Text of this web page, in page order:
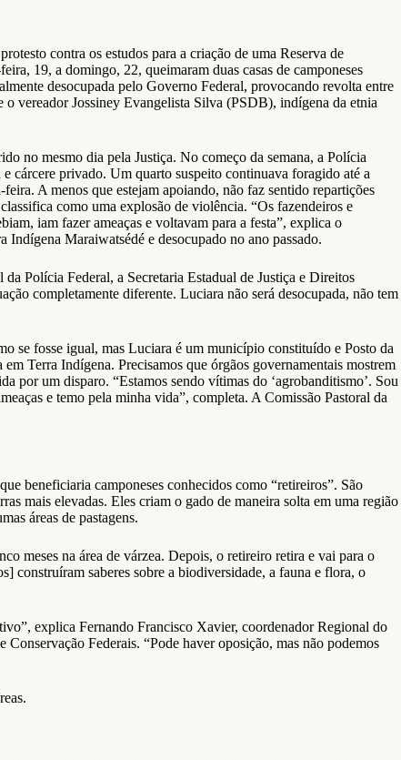
contra os estudos para a criação de uma Reserva de
19, a domingo, 22, queimaram duas casas de camponeses
desocupada pelo Governo Federal, provocando revolta entre
vereador Jossiney Evangelista Silva (PSDB), indígena da etnia
no mesmo dia pela Justiça. No começo da semana, a Polícia
cárcere privado. Um quarto suspeito continuava foragido até a
A menos que estejam apoiando, não faz sentido repartições
como uma explosão de violência. “Os fazendeiros e
iam fazer ameaças e voltavam para a festa”, explica o
Maraiwatsédé e desocupado no ano passado.
Polícia Federal, a Secretaria Estadual de Justiça e Direitos
completamente diferente. Luciara não será desocupada, não tem
se fosse igual, mas Luciara é um município constituído e Posto da
Terra Indígena. Precisamos que órgãos governamentais mostrem
por um disparo. “Estamos sendo vítimas do ‘agrobanditismo’. Sou
e temo pela minha vida”, completa. A Comissão Pastoral da
beneficiaria camponeses conhecidos como “retireiros”. São
mais elevadas. Eles criam o gado de maneira solta em uma região
áreas de pastagens.
meses na área de várzea. Depois, o retireiro retira e vai para o
construíram saberes sobre a biodiversidade, a fauna e flora, o
explica Fernando Francisco Xavier, coordenador Regional do
Federais. “Pode haver oposição, mas não podemos